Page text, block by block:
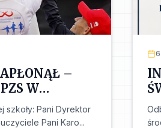
–
W
Z
szkoły: Pani Dyrektor
Pani Karo...